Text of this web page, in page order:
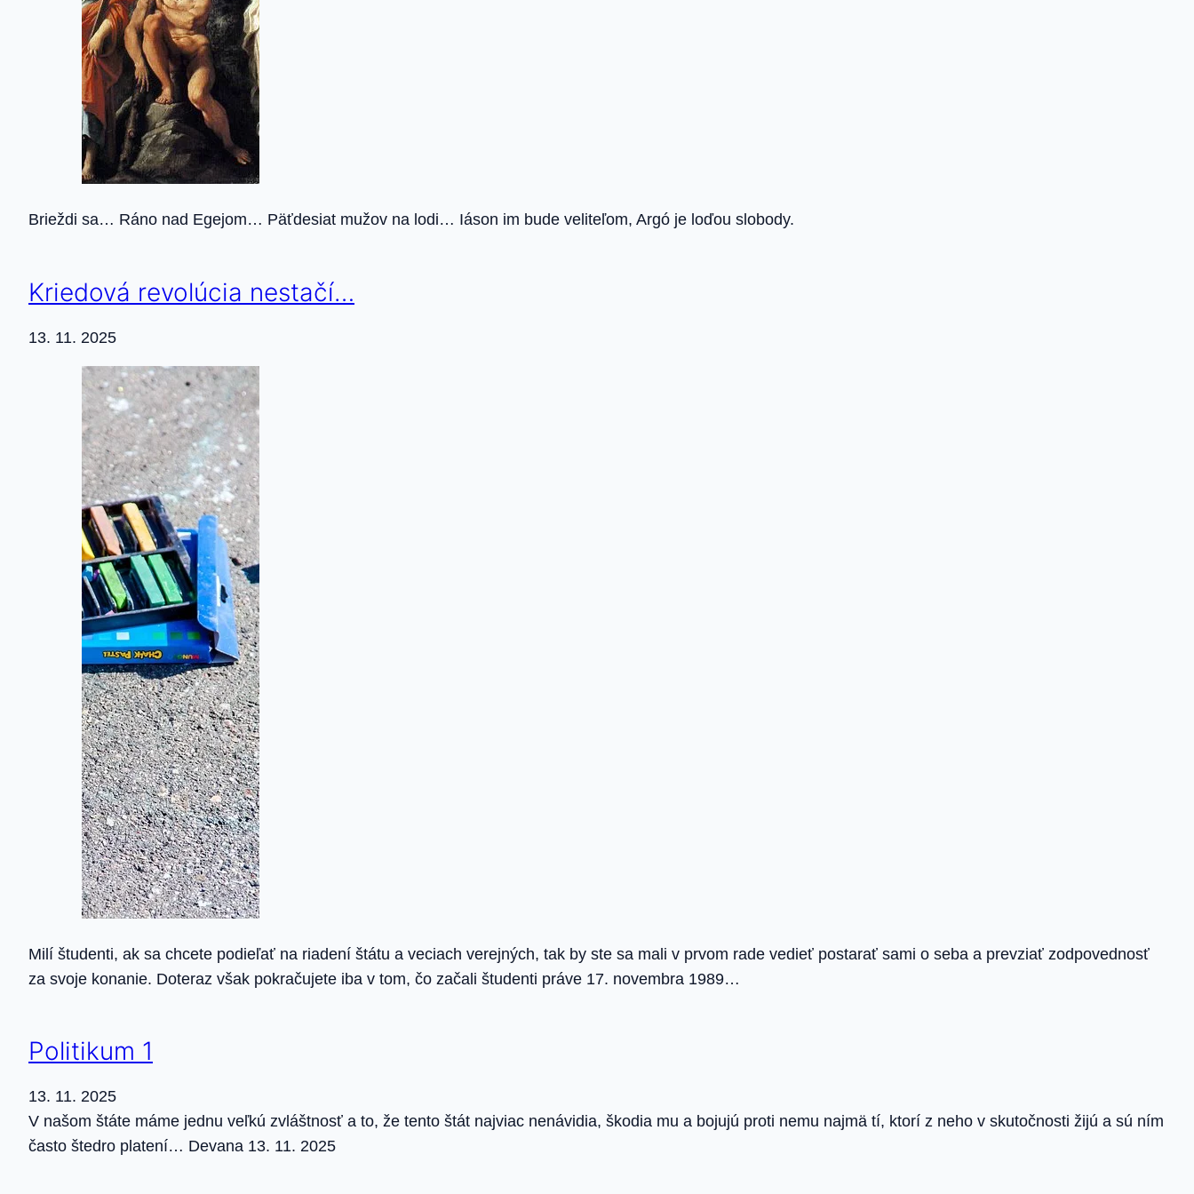
Brieždi sa… Ráno nad Egejom… Päťdesiat mužov na lodi… Iáson im bude veliteľom, Argó je loďou slobody.
Kriedová revolúcia nestačí…
13. 11. 2025
Milí študenti, ak sa chcete podieľať na riadení štátu a veciach verejných, tak by ste sa mali v prvom rade vedieť postarať sami o seba a prevziať zodpovednosť
za svoje konanie. Doteraz však pokračujete iba v tom, čo začali študenti práve 17. novembra 1989…
Politikum 1
13. 11. 2025
V našom štáte máme jednu veľkú zvláštnosť a to, že tento štát najviac nenávidia, škodia mu a bojujú proti nemu najmä tí, ktorí z neho v skutočnosti žijú a sú ním
často štedro platení… Devana 13. 11. 2025